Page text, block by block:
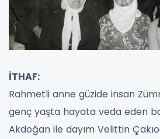
İTHAF:
Rahmetli anne güzide insan
genç yaşta hayata veda eden
Akdoğan ile dayım Velittin